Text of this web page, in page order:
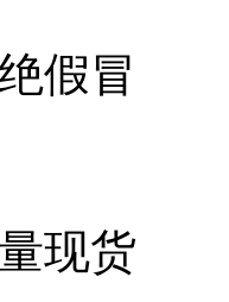
假冒
现货